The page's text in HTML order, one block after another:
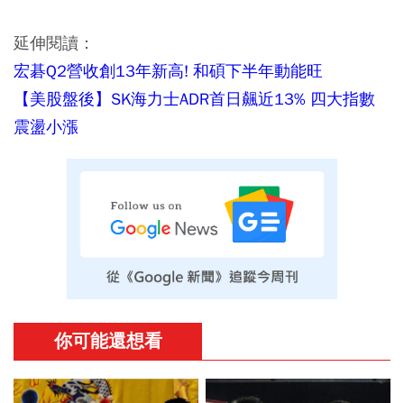
延伸閱讀：
宏碁Q2營收創13年新高! 和碩下半年動能旺
【美股盤後】SK海力士ADR首日飆近13% 四大指數
震盪小漲